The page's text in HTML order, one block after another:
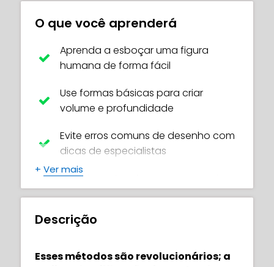
O que você aprenderá
Aprenda a esboçar uma figura
humana de forma fácil
Use formas básicas para criar
volume e profundidade
Evite erros comuns de desenho com
dicas de especialistas
Mapeie partes do corpo com guias
Desenhe vários tipos de corpo, de
Descubra como cada parte se
+ Ver mais
Descrição
Esses métodos são revolucionários; a